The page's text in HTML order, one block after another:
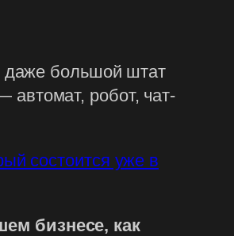
даже большой штат
автомат, робот, чат-
состоится уже в
бизнесе, как